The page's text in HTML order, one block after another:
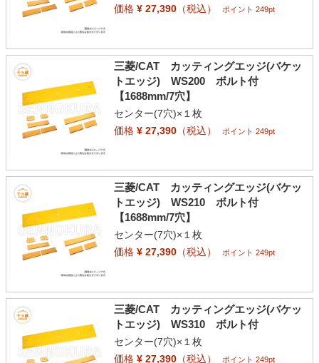
価格¥ 27,390（税込） ポイント 249pt
三菱/CAT カッティングエッジ(バケッ
トエッジ) WS200 ボルト付
【1688mm/7穴】
センター(7穴)×１枚
価格¥ 27,390（税込） ポイント 249pt
三菱/CAT カッティングエッジ(バケッ
トエッジ) WS210 ボルト付
【1688mm/7穴】
センター(7穴)×１枚
価格¥ 27,390（税込） ポイント 249pt
三菱/CAT カッティングエッジ(バケッ
トエッジ) WS310 ボルト付
センター(7穴)×１枚
価格¥ 27,390（税込） ポイント 249pt